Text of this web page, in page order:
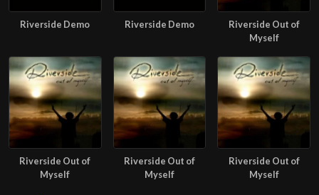
Riverside Demo Riverside Demo
Riverside Out of
Myself
Riverside Out of
Myself
Riverside Out of
Myself
Riverside Out of
Myself